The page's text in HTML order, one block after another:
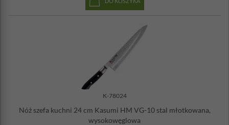
K-78024
Nóż szefa kuchni 24 cm Kasumi HM VG-10 stal młotkowana,
wysokowęglowa